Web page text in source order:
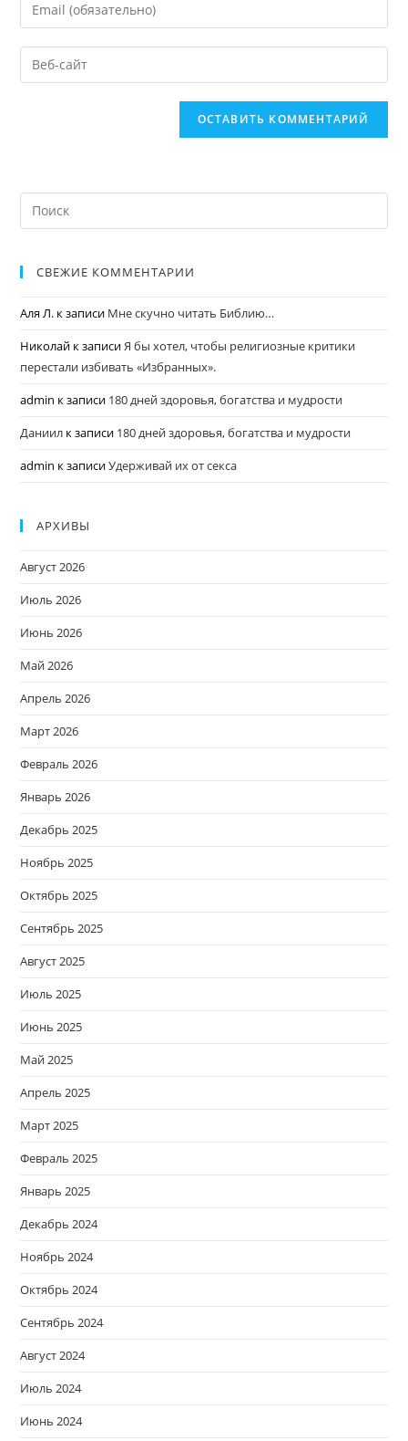
СВЕЖИЕ КОММЕНТАРИИ
Аля Л. к записи Мне скучно читать Библию…
Николай к записи Я бы хотел, чтобы религиозные критики
перестали избивать «Избранных».
admin к записи 180 дней здоровья, богатства и мудрости
Даниил к записи 180 дней здоровья, богатства и мудрости
admin к записиУдерживай их от секса
АРХИВЫ
Август 2026
Июль 2026
Июнь 2026
Май 2026
Апрель 2026
Март 2026
Февраль 2026
Январь 2026
Декабрь 2025
Ноябрь 2025
Октябрь 2025
Сентябрь 2025
Август 2025
Июль 2025
Июнь 2025
Май 2025
Апрель 2025
Март 2025
Февраль 2025
Январь 2025
Декабрь 2024
Ноябрь 2024
Октябрь 2024
Сентябрь 2024
Август 2024
Июль 2024
Июнь 2024